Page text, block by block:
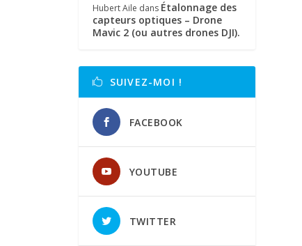
Hubert Aile dans Étalonnage des
capteurs optiques – Drone
Mavic 2 (ou autres drones DJI).
SUIVEZ-MOI !
FACEBOOK
YOUTUBE
TWITTER